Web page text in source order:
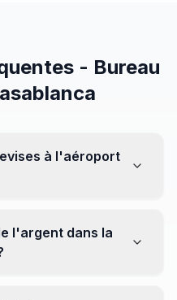
- Bureau
à l'aéroport
vous plutôt vers les
obtenir de meilleurs
l'argent dans la